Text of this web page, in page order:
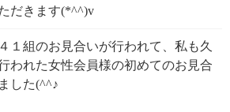
だきます(*^^)v
１組のお見合いが行われて、私も久
われた女性会員様の初めてのお見合
した(^^♪